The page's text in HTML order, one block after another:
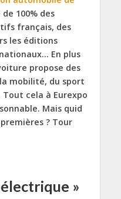
100% des
français, des
les éditions
En plus
propose des
mobilité, du sport
Tout cela à Eurexpo
Mais quid
? Tour
»